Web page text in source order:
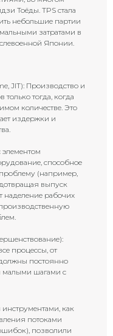
Тоёды. TPS стала
небольшие партии
затратами в
Японии.
JIT): Производство и
только тогда, когда
количестве. Это
издержки и
способное
(например,
выпуск
наделение рабочих
процессы, от
постоянно
малыми шагами с
как
потоками
позволили